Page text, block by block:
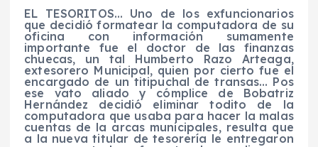
EL TESORITOS… Uno de los exfuncionarios
que decidió formatear la computadora de su
oficina con información sumamente
importante fue el doctor de las finanzas
chuecas, un tal Humberto Razo Arteaga,
extesorero Municipal, quien por cierto fue el
encargado de un titipuchal de transas… Pos
ese vato aliado y cómplice de Bobatriz
Hernández decidió eliminar todito de la
computadora que usaba para hacer la malas
cuentas de la arcas municipales, resulta que
a la nueva titular de tesorería le entregaron